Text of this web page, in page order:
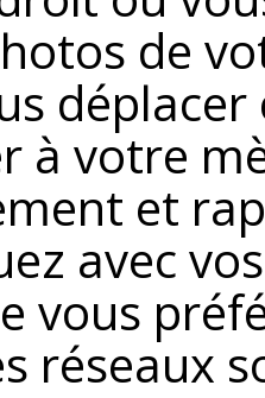
de
à votre
et
avec
vous
réseaux